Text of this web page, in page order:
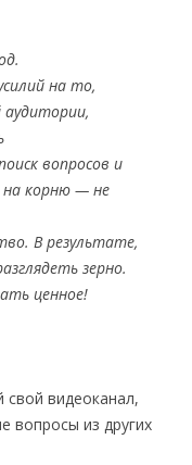
на то,
вопросов и
на корню — не
В результате,
зерно.
ценное!
видеоканал,
вопросы из других